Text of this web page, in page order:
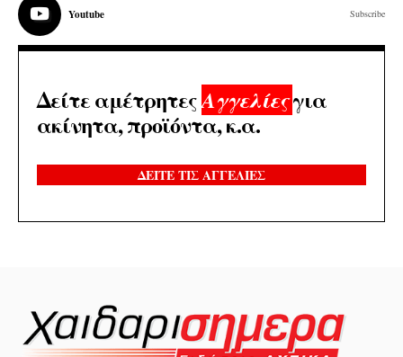
Youtube Subscribe
Δείτε αμέτρητεςΑγγελίεςγια
ακίνητα, προϊόντα, κ.α.
ΔΕΙΤΕ ΤΙΣ ΑΓΓΕΛΙΕΣ